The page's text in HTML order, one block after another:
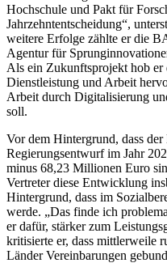
Hochschule und Pakt für
Jahrzehntentscheidung“,
weitere Erfolge zählte er die
Agentur für
Als ein Zukunftsprojekt hob
Dienstleistung und Arbeit
Arbeit durch Digitalisierung
soll.
Vor dem Hintergrund, dass
Regierungsentwurf im Jahr
minus 68,23 Millionen Euro
Vertreter diese Entwicklung
Hintergrund, dass im
werde. „Das finde ich
er dafür, stärker zum
kritisierte er, dass mittlerweile
Länder Vereinbarungen